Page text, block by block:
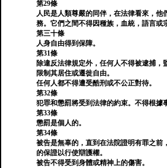
第29條
人民是人類尊嚴的同伴，在法律看來，他
務。它們之間不得因種族，血統，語言或
第三十條
人身自由得到保障。
第31條
除違反法律規定外，任何人不得被逮捕，
限制其居住或遷徙自由。
任何人都不得遭受酷刑或不公正對待。
第32條
犯罪和懲罰將受到法律的約束。不得根據
第33條
懲罰是個人的。
第34條
被告是無辜的，直到在法院證明有罪之前
的保證以行使辯護權。
被告不得受到身體或精神上的傷害。